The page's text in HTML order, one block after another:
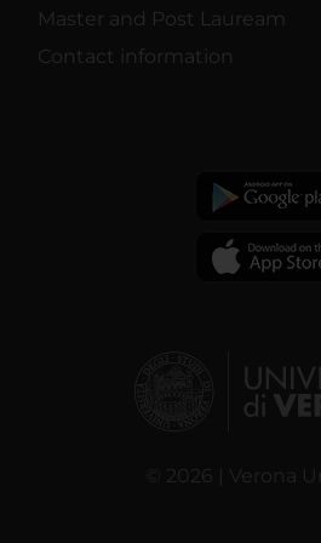
Master and Post Lauream
Contact information
© 2026 | Verona